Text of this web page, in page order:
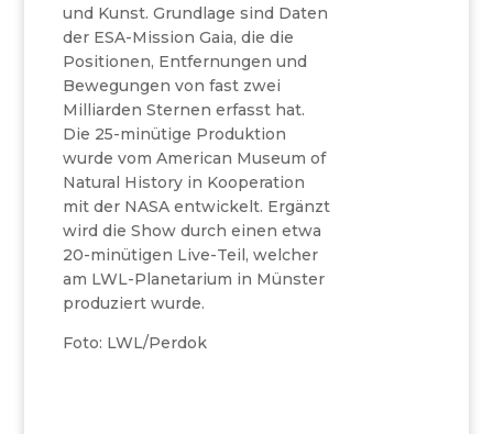
und Kunst. Grundlage sind Daten
der ESA-Mission Gaia, die die
Positionen, Entfernungen und
Bewegungen von fast zwei
Milliarden Sternen erfasst hat.
Die 25-minütige Produktion
wurde vom American Museum of
Natural History in Kooperation
mit der NASA entwickelt. Ergänzt
wird die Show durch einen etwa
20-minütigen Live-Teil, welcher
am LWL-Planetarium in Münster
produziert wurde.
Foto: LWL/Perdok